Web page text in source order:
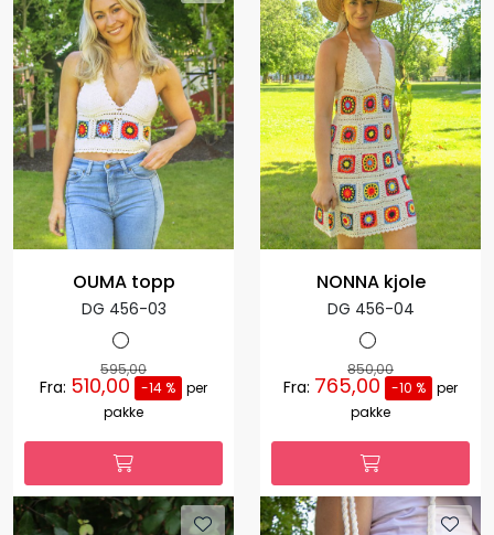
OUMA topp
DG 456-03
595,00
Fra: 510,00 -14 % per
pakke
NONNA kjole
DG 456-04
850,00
Fra: 765,00 -10 % per
pakke